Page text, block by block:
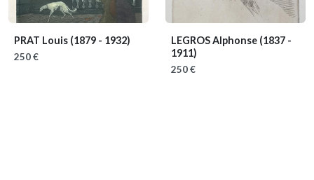
PRAT Louis (1879 - 1932)
250 €
LEGROS Alphonse (1837 -
1911)
250 €